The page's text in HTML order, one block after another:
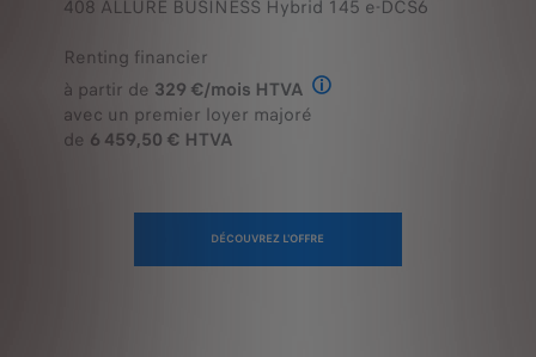
à partir de329 €/mois HTVA
Offre en Renting
avec un premier loyer majoré
de6 459,50 € HTVA
DÉCOUVREZ L'OFFRE